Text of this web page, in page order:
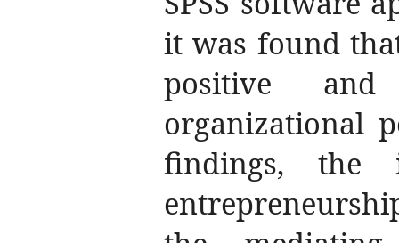
it was found
positive
organizational
findings, the